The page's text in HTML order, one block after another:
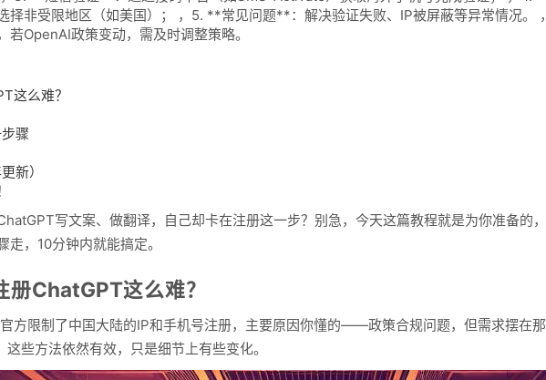
择非受限地区（如美国）； ，5. **常见问题**：解决验证失败、IP被屏蔽等异常情况。
若OpenAI政策变动，需及时调整策略。
这么难？
骤
新）
写文案、做翻译，自己却卡在注册这一步？别急，今天这篇教程就是为你准备的
，10分钟内就能搞定。
册ChatGPT这么难？
方限制了中国大陆的IP和手机号注册，主要原因你懂的——政策合规问题，但需求摆在
些方法依然有效，只是细节上有些变化。